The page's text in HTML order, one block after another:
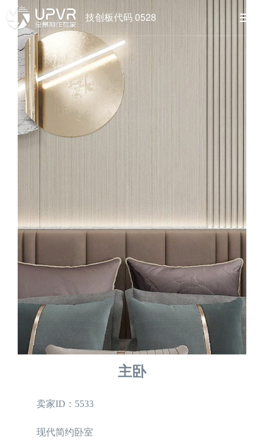
技创板代码 0528
主卧
卖家ID：5533
现代简约卧室